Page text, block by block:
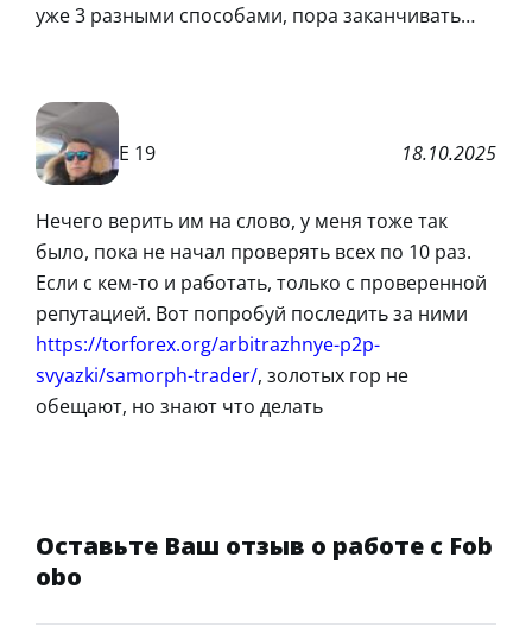
уже 3 разными способами, пора заканчивать…
Е 19 18.10.2025
Нечего верить им на слово, у меня тоже так
было, пока не начал проверять всех по 10 раз.
Если с кем-то и работать, только с проверенной
репутацией. Вот попробуй последить за ними
https://torforex.org/arbitrazhnye-p2p-
svyazki/samorph-trader/, золотых гор не
обещают, но знают что делать
Оставьте Ваш отзыв о работе с Fob
obo